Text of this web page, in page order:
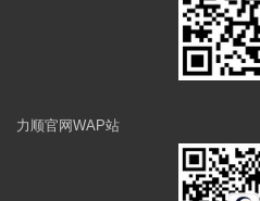
力顺官网WAP站